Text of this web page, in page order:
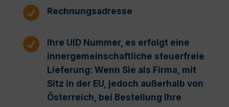
 Rechnungsadresse

Ihre UID Nummer, es erfolgt eine
innergemeinschaftliche steuerfreie
Lieferung: Wenn Sie als Firma, mit
Sitz in der EU, jedoch außerhalb von
Österreich, bei Bestellung Ihre